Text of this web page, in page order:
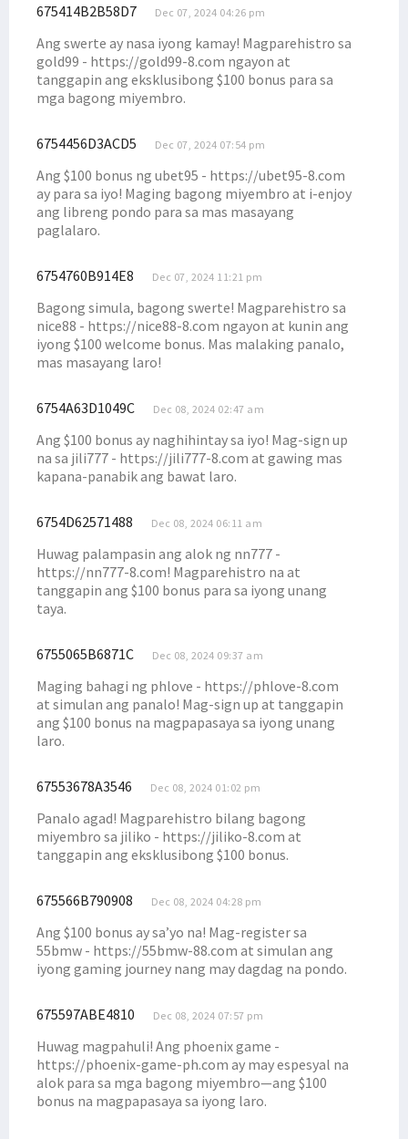
675414B2B58D7 Dec 07, 2024 04:26 pm
Ang swerte ay nasa iyong kamay! Magparehistro sa
gold99 - https://gold99-8.com ngayon at
tanggapin ang eksklusibong $100 bonus para sa
mga bagong miyembro.
6754456D3ACD5 Dec 07, 2024 07:54 pm
Ang $100 bonus ng ubet95 - https://ubet95-8.com
ay para sa iyo! Maging bagong miyembro at i-enjoy
ang libreng pondo para sa mas masayang
paglalaro.
6754760B914E8 Dec 07, 2024 11:21 pm
Bagong simula, bagong swerte! Magparehistro sa
nice88 - https://nice88-8.com ngayon at kunin ang
iyong $100 welcome bonus. Mas malaking panalo,
mas masayang laro!
6754A63D1049C Dec 08, 2024 02:47 am
Ang $100 bonus ay naghihintay sa iyo! Mag-sign up
na sa jili777 - https://jili777-8.com at gawing mas
kapana-panabik ang bawat laro.
6754D62571488 Dec 08, 2024 06:11 am
Huwag palampasin ang alok ng nn777 -
https://nn777-8.com! Magparehistro na at
tanggapin ang $100 bonus para sa iyong unang
taya.
6755065B6871C Dec 08, 2024 09:37 am
Maging bahagi ng phlove - https://phlove-8.com
at simulan ang panalo! Mag-sign up at tanggapin
ang $100 bonus na magpapasaya sa iyong unang
laro.
67553678A3546 Dec 08, 2024 01:02 pm
Panalo agad! Magparehistro bilang bagong
miyembro sa jiliko - https://jiliko-8.com at
tanggapin ang eksklusibong $100 bonus.
675566B790908 Dec 08, 2024 04:28 pm
Ang $100 bonus ay sa’yo na! Mag-register sa
55bmw - https://55bmw-88.com at simulan ang
iyong gaming journey nang may dagdag na pondo.
675597ABE4810 Dec 08, 2024 07:57 pm
Huwag magpahuli! Ang phoenix game -
https://phoenix-game-ph.com ay may espesyal na
alok para sa mga bagong miyembro—ang $100
bonus na magpapasaya sa iyong laro.